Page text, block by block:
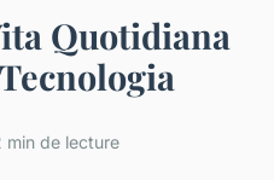
Quotidiana
min de lecture